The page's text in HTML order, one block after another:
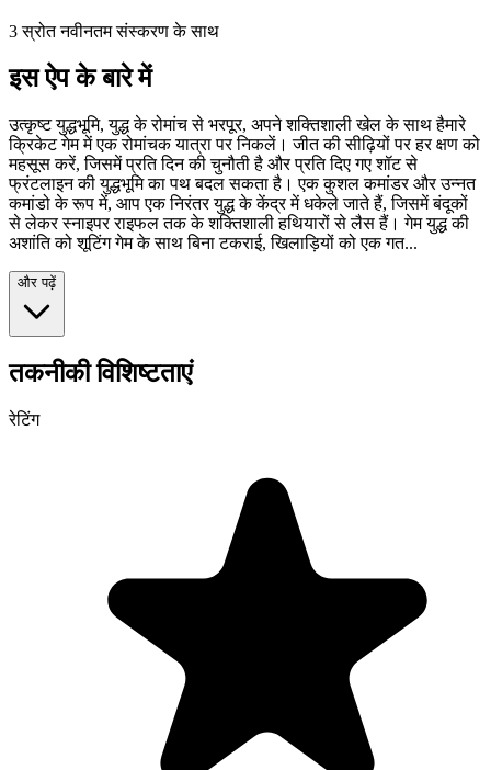
3 स्रोत नवीनतम संस्करण के साथ
इस ऐप के बारे में
उत्कृष्ट युद्धभूमि, युद्ध के रोमांच से भरपूर, अपने शक्तिशाली खेल के साथ हैमारे
क्रिकेट गेम में एक रोमांचक यात्रा पर निकलें। जीत की सीढ़ियों पर हर क्षण को
महसूस करें, जिसमें प्रति दिन की चुनौती है और प्रति दिए गए शॉट से
फ्रंटलाइन की युद्धभूमि का पथ बदल सकता है। एक कुशल कमांडर और उन्नत
कमांडो के रूप में, आप एक निरंतर युद्ध के केंद्र में धकेले जाते हैं, जिसमें बंदूकों
से लेकर स्नाइपर राइफल तक के शक्तिशाली हथियारों से लैस हैं। गेम युद्ध की
अशांति को शूटिंग गेम के साथ बिना टकराई, खिलाड़ियों को एक गत...
और पढ़ें
तकनीकी विशिष्टताएं
रेटिंग